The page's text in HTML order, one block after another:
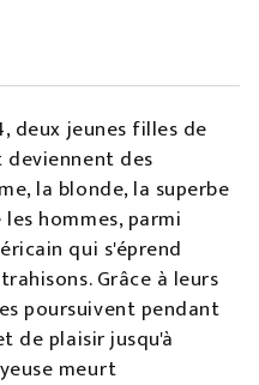
deux jeunes filles de
deviennent des
la blonde, la superbe
hommes, parmi
qui s'éprend
Grâce à leurs
poursuivent pendant
de plaisir jusqu'à
meurt